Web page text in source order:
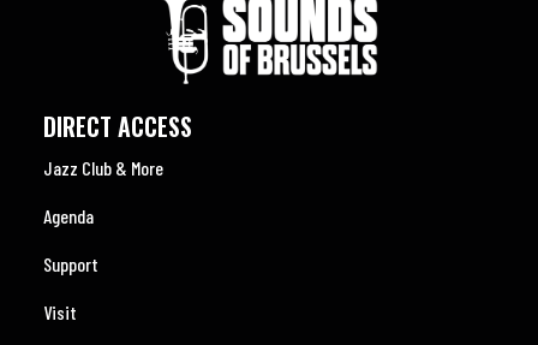
DIRECT ACCESS
Jazz Club & More
Agenda
Support
Visit